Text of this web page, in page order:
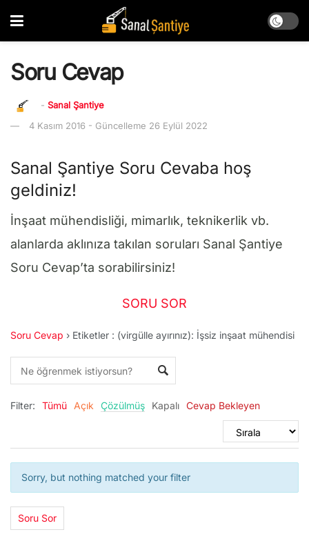
Soru Cevap
- Sanal Şantiye
4 Kasım 2016 - Güncelleme 26 Eylül 2022
Sanal Şantiye Soru Cevaba hoş
geldiniz!
İnşaat mühendisliği, mimarlık, teknikerlik vb.
alanlarda aklınıza takılan soruları Sanal Şantiye
Soru Cevap’ta sorabilirsiniz!
SORU SOR
Soru Cevap › Etiketler : (virgülle ayırınız): İşsiz inşaat mühendisi
Filter: Tümü Açık Çözülmüş Kapalı Cevap Bekleyen
Sorry, but nothing matched your filter
Soru Sor